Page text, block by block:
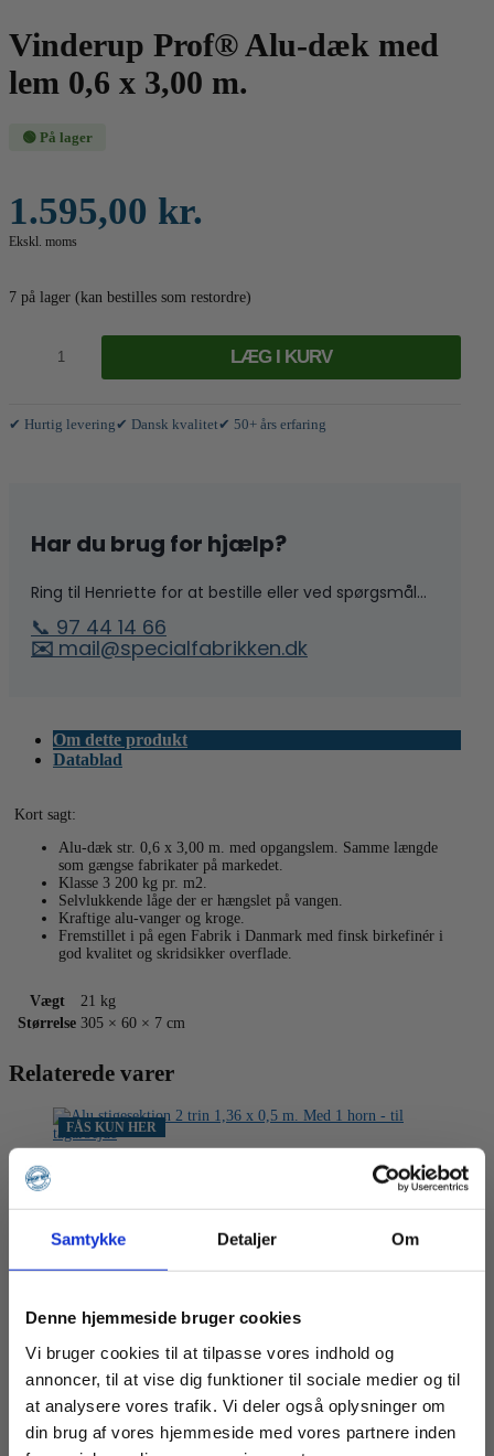
Samtykke Detaljer Om
Denne hjemmeside bruger cookies
Vi bruger cookies til at tilpasse vores indhold og
annoncer, til at vise dig funktioner til sociale medier og til
at analysere vores trafik. Vi deler også oplysninger om
din brug af vores hjemmeside med vores partnere inden
Vinderup Prof® Alu-dæk med
lem 0,6 x 3,00 m.
🟢 På lager
1.595,00 kr.
Ekskl. moms
7 på lager (kan bestilles som restordre)
3,00
LÆG I KURV
✔ Hurtig levering✔ Dansk kvalitet✔ 50+ års erfaring
Har du brug for hjælp?
Ring til Henriette for at bestille eller ved spørgsmål...
📞 97 44 14 66
✉️ mail@specialfabrikken.dk
Om dette produkt
Datablad
Kort sagt:
Alu-dæk str. 0,6 x 3,00 m. med opgangslem. Samme længde
som gængse fabrikater på markedet.
Klasse 3 200 kg pr. m2.
Selvlukkende låge der er hængslet på vangen.
Kraftige alu-vanger og kroge.
Fremstillet i på egen Fabrik i Danmark med finsk birkefinér i
god kvalitet og skridsikker overflade.
Vægt
21 kg
Størrelse 305 × 60 × 7 cm
Relaterede varer
FÅS KUN HER
Alu stigesektion 2 trin 1,36 x 0,5 m. Med 1 horn – til
795,00kr.Ekskl. moms
stigesektion
trin
1,36
0,5
LÆG I KURV
Langt diagonalrør m/kilekobl. for 1 mtr. spring – 3249
mm.